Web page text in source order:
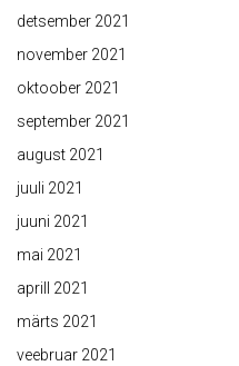
detsember 2021
november 2021
oktoober 2021
september 2021
august 2021
juuli 2021
juuni 2021
mai 2021
aprill 2021
märts 2021
veebruar 2021